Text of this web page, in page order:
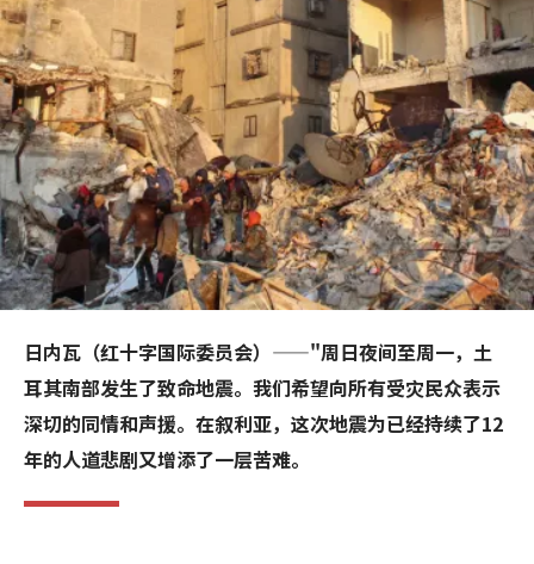
日内瓦（红十字国际委员会）——"周日夜间至周一，土
耳其南部发生了致命地震。我们希望向所有受灾民众表示
深切的同情和声援。在叙利亚，这次地震为已经持续了12
年的人道悲剧又增添了一层苦难。